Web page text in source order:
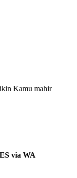
Kamu mahir
via WA